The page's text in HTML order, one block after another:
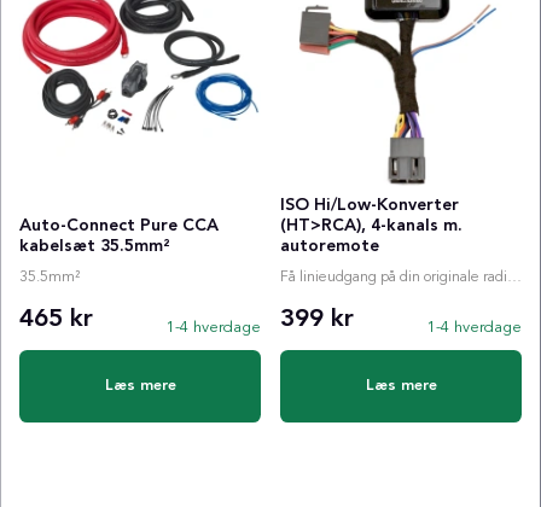
Auto-Connect Pure CCA
kabelsæt 35.5mm²
35.5mm²
465 kr 1-4 hverdage
Læs mere
ISO Hi/Low-Konverter
(HT>RCA), 4-kanals m.
autoremote
Få linieudgang på din originale radio (m. ISO-stik)
399 kr 1-4 hverdage
Læs mere